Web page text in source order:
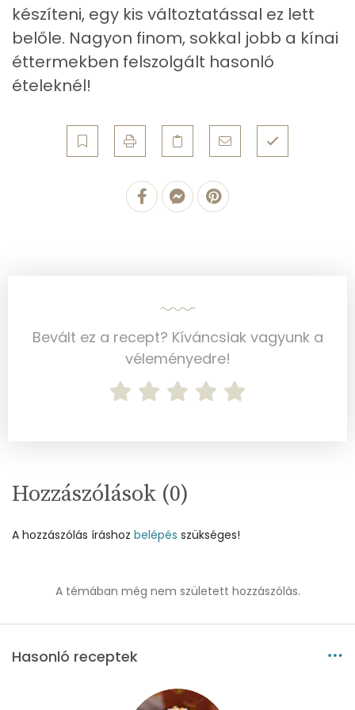
Egyszeresen telítetlen zsírsav:
7 g
Többszörösen telítetlen zsírsav
Koleszterin
Ásványi anyagok
Magnézium
Mangán
Összesen
18.9 g
Cukor
7 mg
Élelmi rost
készíteni, egy kis változtatással ez lett
belőle. Nagyon finom, sokkal jobb a kínai
éttermekben felszolgált hasonló
ételeknél!
Bevált ez a recept? Kíváncsiak vagyunk a
véleményedre!
Hozzászólások (0)
A hozzászólás íráshoz belépés szükséges!
A témában még nem született hozzászólás.
Hasonló receptek